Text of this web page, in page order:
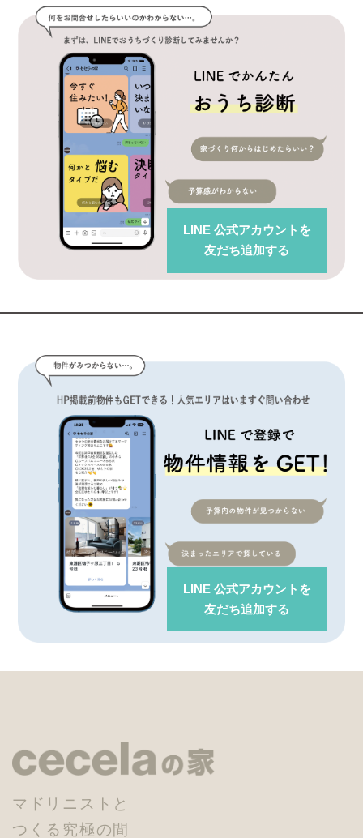
LINE 公式アカウント を
友だち追加する
LINE 公式アカウント を
友だち追加する
マドリニストと
つくる究極の間